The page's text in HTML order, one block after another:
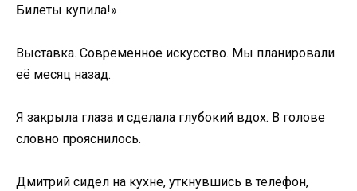
Билеты купила!»
Выставка. Современное искусство. Мы планировали
её месяц назад.
Я закрыла глаза и сделала глубокий вдох. В голове
словно прояснилось.
Дмитрий сидел на кухне, уткнувшись в телефон,